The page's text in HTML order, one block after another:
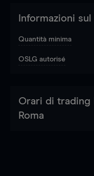
Informazioni
Quantità minima
OSLG autorisé
Orari di trading
Roma